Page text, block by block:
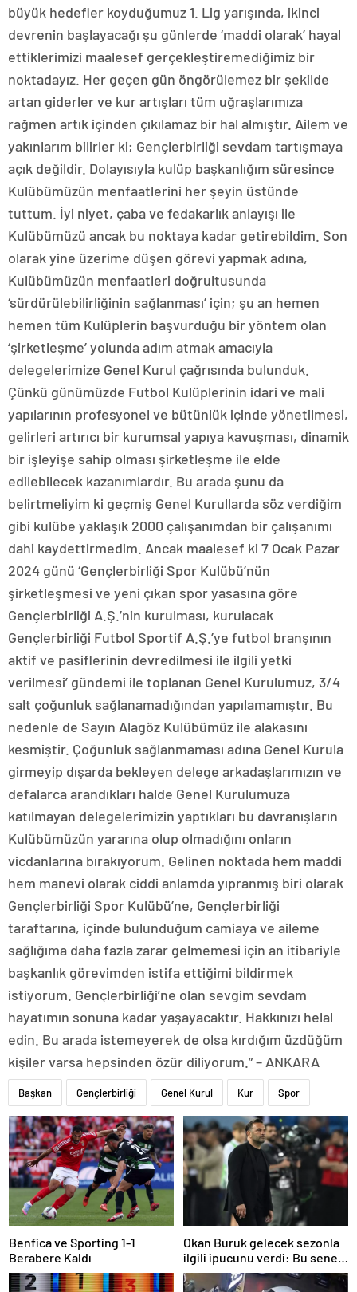
büyük hedefler koyduğumuz 1. Lig yarışında, ikinci
devrenin başlayacağı şu günlerde ‘maddi olarak’ hayal
ettiklerimizi maalesef gerçekleştiremediğimiz bir
noktadayız. Her geçen gün öngörülemez bir şekilde
artan giderler ve kur artışları tüm uğraşlarımıza
rağmen artık içinden çıkılamaz bir hal almıştır. Ailem ve
yakınlarım bilirler ki; Gençlerbirliği sevdam tartışmaya
açık değildir. Dolayısıyla kulüp başkanlığım süresince
Kulübümüzün menfaatlerini her şeyin üstünde
tuttum. İyi niyet, çaba ve fedakarlık anlayışı ile
Kulübümüzü ancak bu noktaya kadar getirebildim. Son
olarak yine üzerime düşen görevi yapmak adına,
Kulübümüzün menfaatleri doğrultusunda
‘sürdürülebilirliğinin sağlanması’ için; şu an hemen
hemen tüm Kulüplerin başvurduğu bir yöntem olan
‘şirketleşme’ yolunda adım atmak amacıyla
delegelerimize Genel Kurul çağrısında bulunduk.
Çünkü günümüzde Futbol Kulüplerinin idari ve mali
yapılarının profesyonel ve bütünlük içinde yönetilmesi,
gelirleri artırıcı bir kurumsal yapıya kavuşması, dinamik
bir işleyişe sahip olması şirketleşme ile elde
edilebilecek kazanımlardır. Bu arada şunu da
belirtmeliyim ki geçmiş Genel Kurullarda söz verdiğim
gibi kulübe yaklaşık 2000 çalışanımdan bir çalışanımı
dahi kaydettirmedim. Ancak maalesef ki 7 Ocak Pazar
2024 günü ‘Gençlerbirliği Spor Kulübü’nün
şirketleşmesi ve yeni çıkan spor yasasına göre
Gençlerbirliği A.Ş.’nin kurulması, kurulacak
Gençlerbirliği Futbol Sportif A.Ş.’ye futbol branşının
aktif ve pasiflerinin devredilmesi ile ilgili yetki
verilmesi’ gündemi ile toplanan Genel Kurulumuz, 3/4
salt çoğunluk sağlanamadığından yapılamamıştır. Bu
nedenle de Sayın Alagöz Kulübümüz ile alakasını
kesmiştir. Çoğunluk sağlanmaması adına Genel Kurula
girmeyip dışarda bekleyen delege arkadaşlarımızın ve
defalarca arandıkları halde Genel Kurulumuza
katılmayan delegelerimizin yaptıkları bu davranışların
Kulübümüzün yararına olup olmadığını onların
vicdanlarına bırakıyorum. Gelinen noktada hem maddi
hem manevi olarak ciddi anlamda yıpranmış biri olarak
Gençlerbirliği Spor Kulübü’ne, Gençlerbirliği
taraftarına, içinde bulunduğum camiaya ve aileme
sağlığıma daha fazla zarar gelmemesi için an itibariyle
başkanlık görevimden istifa ettiğimi bildirmek
istiyorum. Gençlerbirliği’ne olan sevgim sevdam
hayatımın sonuna kadar yaşayacaktır. Hakkınızı helal
edin. Bu arada istemeyerek de olsa kırdığım üzdüğüm
kişiler varsa hepsinden özür diliyorum.” – ANKARA
Başkan Gençlerbirliği Genel Kurul Kur Spor
Benfica ve Sporting 1-1
Berabere Kaldı
Okan Buruk gelecek sezonla
ilgili ipucunu verdi: Bu sene
3, seneye de 4